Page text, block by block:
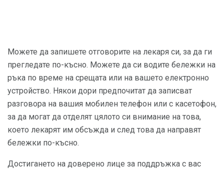
Можете да запишете отговорите на лекаря си, за да ги
прегледате по-късно. Можете да си водите бележки на
ръка по време на срещата или на вашето електронно
устройство. Някои дори предпочитат да записват
разговора на вашия мобилен телефон или с касетофон,
за да могат да отделят цялото си внимание на това,
което лекарят им обсъжда и след това да направят
бележки по-късно.
Достигането на доверено лице за поддръжка с вас